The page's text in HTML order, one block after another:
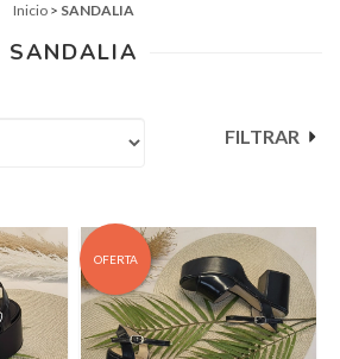
Inicio > SANDALIA
SANDALIA
FILTRAR
OFERTA